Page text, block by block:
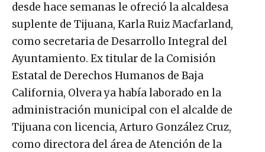
desde hace semanas le ofreció la alcaldesa
suplente de Tijuana, Karla Ruiz Macfarland,
como secretaria de Desarrollo Integral del
Ayuntamiento. Ex titular de la Comisión
Estatal de Derechos Humanos de Baja
California, Olvera ya había laborado en la
administración municipal con el alcalde de
Tijuana con licencia, Arturo González Cruz,
como directora del área de Atención de la